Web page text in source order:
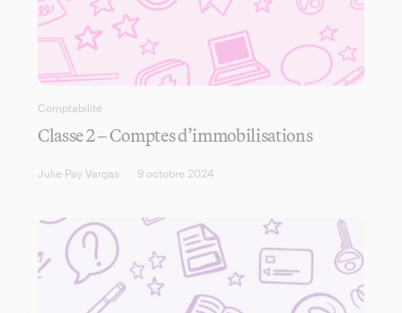
Comptabilité
Classe 2 – Comptes d’immobilisations
Julie Pay Vargas 9 octobre 2024